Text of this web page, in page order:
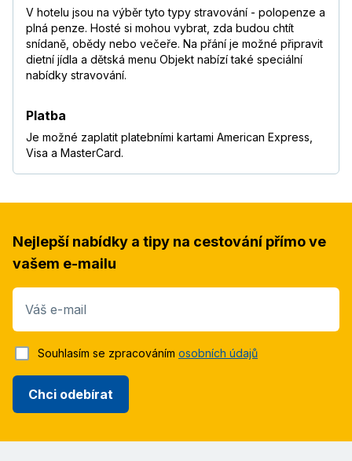
V hotelu jsou na výběr tyto typy stravování - polopenze a
plná penze. Hosté si mohou vybrat, zda budou chtít
snídaně, obědy nebo večeře. Na přání je možné připravit
dietní jídla a dětská menu Objekt nabízí také speciální
nabídky stravování.
Platba
Je možné zaplatit platebními kartami American Express,
Visa a MasterCard.
Nejlepší nabídky a tipy na cestování přímo ve
vašem e-mailu
Váš e-mail
Chci odebírat
Souhlasím se zpracováním osobních údajů